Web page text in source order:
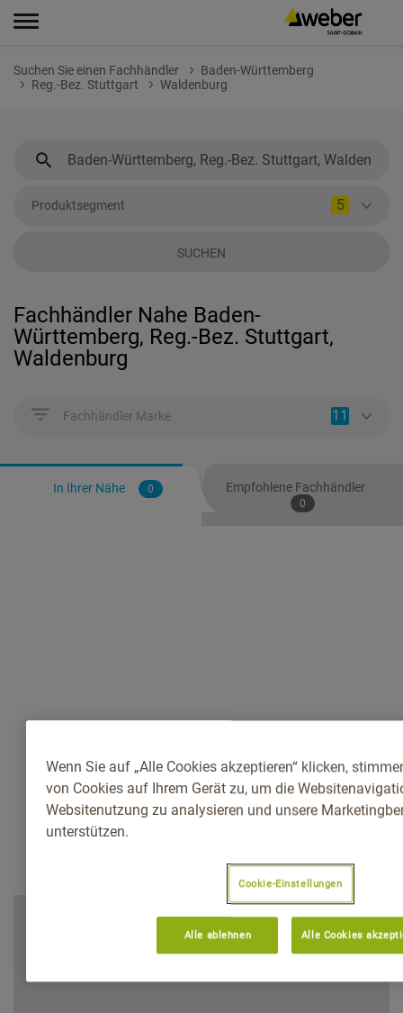
Suchen Sie einen Fachhändler
Baden-Württemberg
Reg.-Bez. Stuttgart
Waldenburg
Produktsegment 5
SUCHEN
Fachhändler Nahe Baden-
Württemberg, Reg.-Bez. Stuttgart,
Waldenburg
Fachhändler Marke 11
In Ihrer Nähe 0 Empfohlene Fachhändler
0
Wenn Sie auf „Alle Cookies akzeptieren“ klicken,
von Cookies auf Ihrem Gerät zu, um die
Websitenutzung zu analysieren und unsere
unterstützen.
Cookie-Einstellungen
Alle ablehnen Alle Cookies